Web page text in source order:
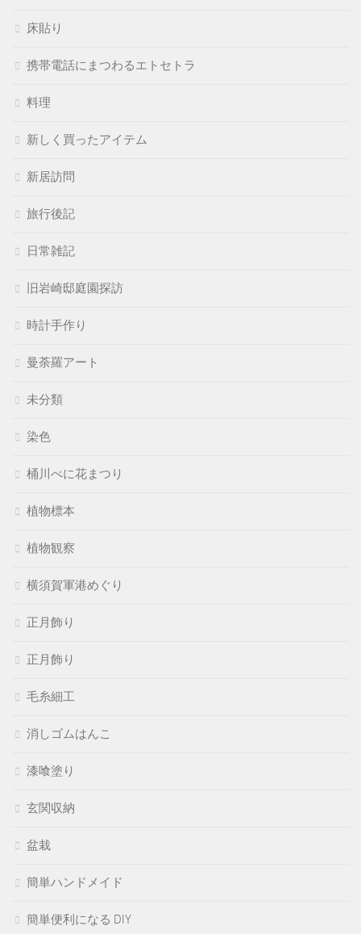
床貼り
携帯電話にまつわるエトセトラ
料理
新しく買ったアイテム
新居訪問
旅行後記
日常雑記
旧岩崎邸庭園探訪
時計手作り
曼荼羅アート
未分類
染色
桶川べに花まつり
植物標本
植物観察
横須賀軍港めぐり
正月飾り
正月飾り
毛糸細工
消しゴムはんこ
漆喰塗り
玄関収納
盆栽
簡単ハンドメイド
簡単便利になる DIY